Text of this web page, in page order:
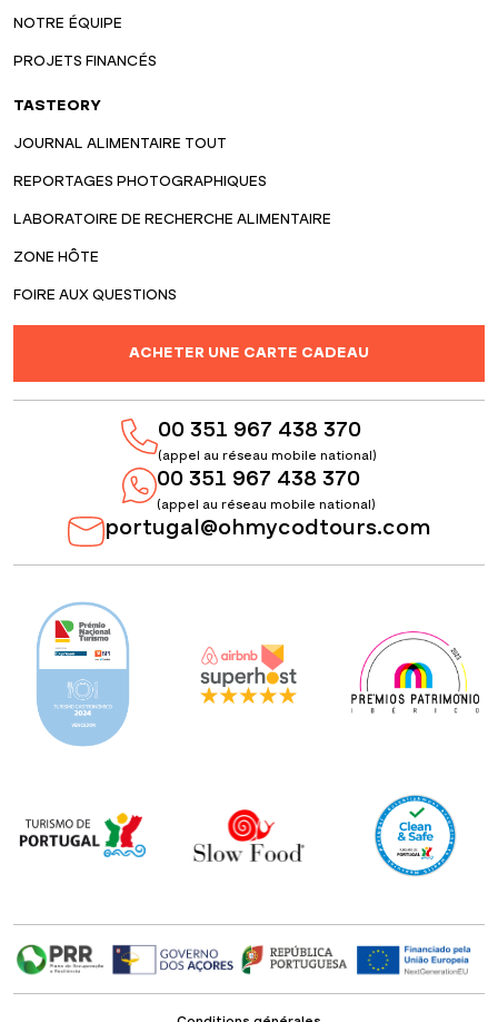
NOTRE ÉQUIPE
PROJETS FINANCÉS
TASTEORY
JOURNAL ALIMENTAIRE TOUT
REPORTAGES PHOTOGRAPHIQUES
LABORATOIRE DE RECHERCHE ALIMENTAIRE
ZONE HÔTE
FOIRE AUX QUESTIONS
ACHETER UNE CARTE CADEAU
00 351 967 438 370
(appel au réseau mobile national)
00 351 967 438 370
(appel au réseau mobile national)
portugal@ohmycodtours.com